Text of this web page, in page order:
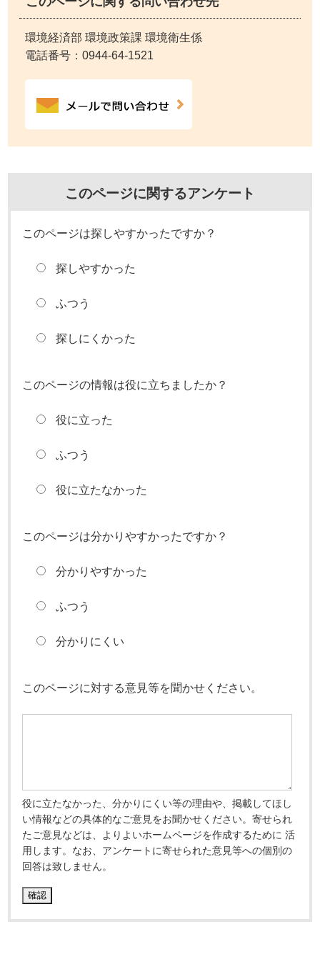
環境経済部 環境政策課 環境衛生係
電話番号：0944-64-1521
このページに関するアンケート
このページは探しやすかったですか？
探しやすかった
ふつう
探しにくかった
このページの情報は役に立ちましたか？
役に立った
ふつう
役に立たなかった
このページは分かりやすかったですか？
分かりやすかった
ふつう
分かりにくい
このページに対する意見等を聞かせください。
役に立たなかった、分かりにくい等の理由や、掲載してほし
い情報などの具体的なご意見をお聞かせください。寄せられ
たご意見などは、よりよいホームページを作成するために 活
用します。なお、アンケートに寄せられた意見等への個別の
回答は致しません。